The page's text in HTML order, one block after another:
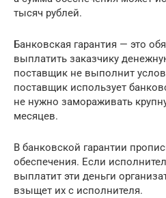
тысяч рублей.
Банковская гарантия — это
выплатить заказчику
поставщик не выполнит
поставщик использует
не нужно замораживать
месяцев.
В банковской гарантии
обеспечения. Если
выплатит эти деньги
взыщет их с исполнителя.